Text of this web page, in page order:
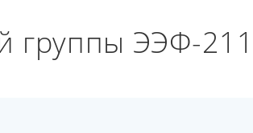
группы ЭЭФ-211